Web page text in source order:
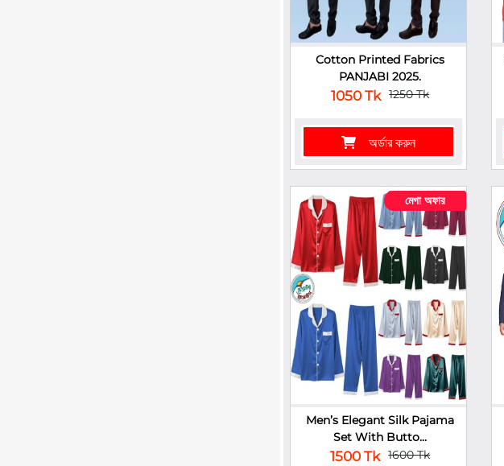
Cotton Printed Fabrics
PANJABI 2025.
1050 Tk 1250 Tk
অর্ডার করুন
মেগা অফার
Men’s Elegant Silk Pajama
Set With Butto...
1500 Tk 1600 Tk